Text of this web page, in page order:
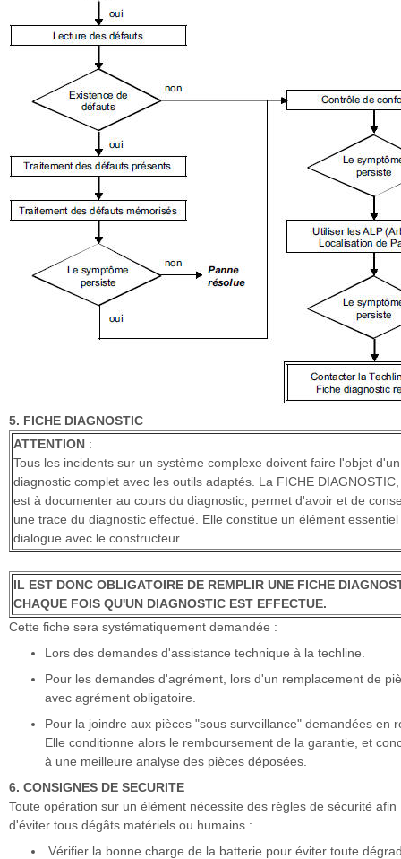
5. FICHE DIAGNOSTIC
ATTENTION :
Tous les incidents sur un système complexe doivent faire l'objet d'un
diagnostic complet avec les outils adaptés. La FICHE
est à documenter au cours du diagnostic, permet d'avoir et de
une trace du diagnostic effectué. Elle constitue un élément essentiel
dialogue avec le constructeur.
IL EST DONC OBLIGATOIRE DE REMPLIR UNE FICHE
CHAQUE FOIS QU'UN DIAGNOSTIC EST EFFECTUE.
Cette fiche sera systématiquement demandée :
Lors des demandes d'assistance technique à la techline.
Pour les demandes d'agrément, lors d'un remplacement de
avec agrément obligatoire.
Pour la joindre aux pièces "sous surveillance" demandées en
Elle conditionne alors le remboursement de la garantie, et
à une meilleure analyse des pièces déposées.
6. CONSIGNES DE SECURITE
Toute opération sur un élément nécessite des règles de sécurité afin
d'éviter tous dégâts matériels ou humains :
Vérifier la bonne charge de la batterie pour éviter toute